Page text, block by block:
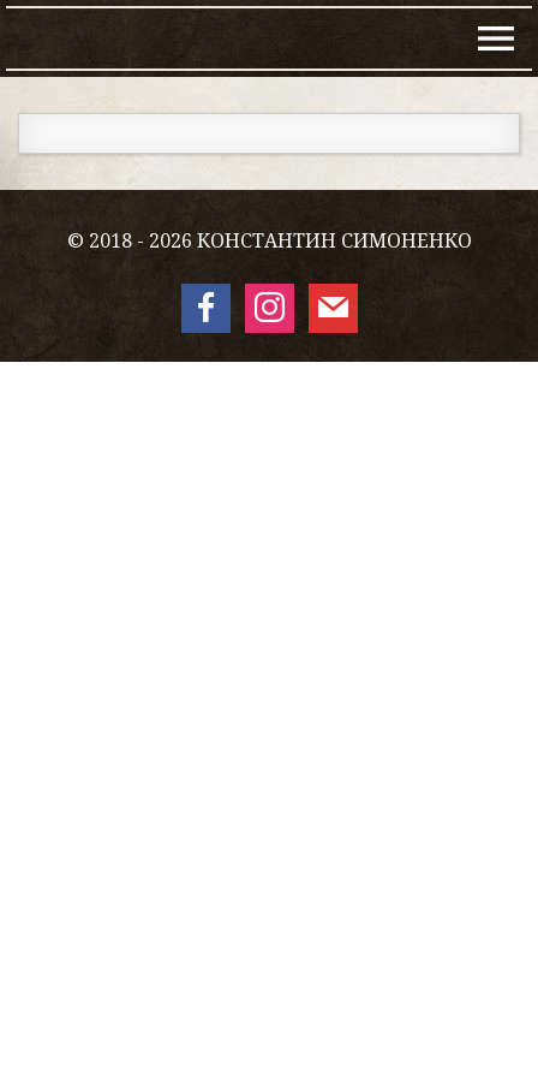
© 2018 - 2026 КОНСТАНТИН СИМОНЕНКО
facebookinstagram
mail